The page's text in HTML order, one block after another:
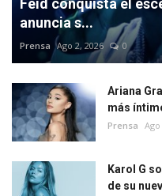
Feid conquista el
anuncia s...
Prensa Ago 2, 2026 0
Ariana
más
Prensa Ago
Karol G
de su